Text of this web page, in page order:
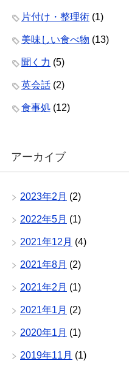
片付け・整理術 (1)
美味しい食べ物 (13)
聞く力 (5)
英会話 (2)
食事処 (12)
アーカイブ
2023年2月 (2)
2022年5月 (1)
2021年12月 (4)
2021年8月 (2)
2021年2月 (1)
2021年1月 (2)
2020年1月 (1)
2019年11月 (1)